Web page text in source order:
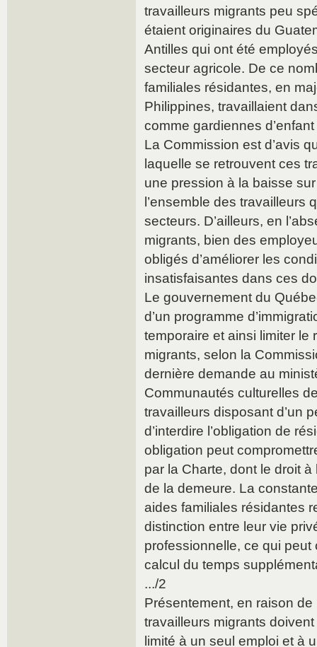
travailleurs migrants peu
étaient originaires du
Antilles qui ont été
secteur agricole. De ce
familiales résidantes, en
Philippines, travaillaient
comme gardiennes
La Commission est d’avis
laquelle se retrouvent ces
une pression à la baisse
l’ensemble des
secteurs. D’ailleurs, en
migrants, bien des
obligés d’améliorer les
insatisfaisantes dans ces
Le gouvernement du
d’un programme
temporaire et ainsi limiter le
migrants, selon la
dernière demande au
Communautés culturelles
travailleurs disposant d’un
d’interdire l’obligation de
obligation peut
par la Charte, dont le droit à
de la demeure. La
aides familiales résidantes
distinction entre leur vie
professionnelle, ce qui peut
calcul du temps
.../2
Présentement, en raison de
travailleurs migrants
limité à un seul emploi et à